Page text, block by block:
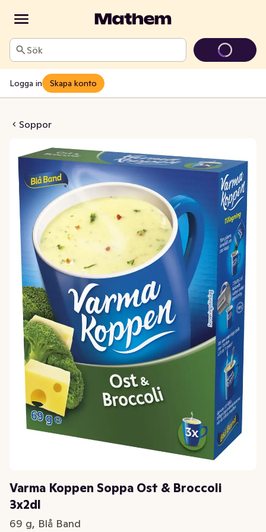
Sök
Logga in Skapa konto
Soppor
Ost & Broccoli 3x2dl
Varma Koppen Soppa Ost & Broccoli
3x2dl
69 g, Blå Band